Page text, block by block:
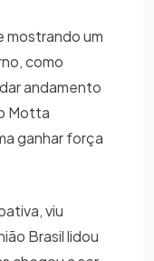
mostrando um
como
andamento
Motta
ganhar força
viu
Brasil lidou